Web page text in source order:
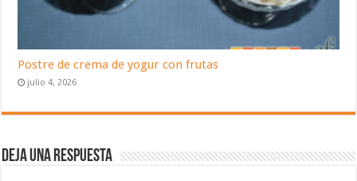
Postre de crema de yogur con frutas
julio 4, 2026
Deja una respuesta